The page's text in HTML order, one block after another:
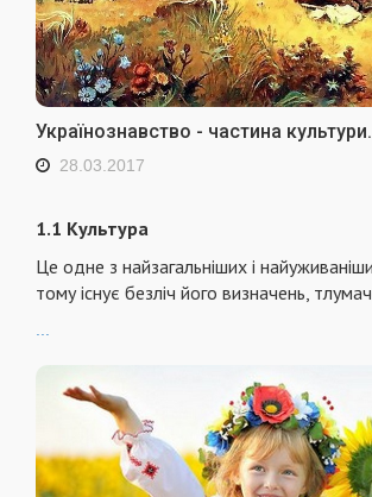
Українознавство - частина
28.03.2017
1.1 Культура
Це одне з найзагальніших і
тому існує безліч його визначень,
...